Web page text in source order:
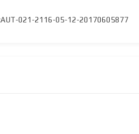
AUT-021-2116-05-12-20170605877